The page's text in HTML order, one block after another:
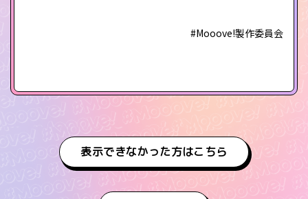
#Mooove!製作委員会
表示できなかった方はこちら